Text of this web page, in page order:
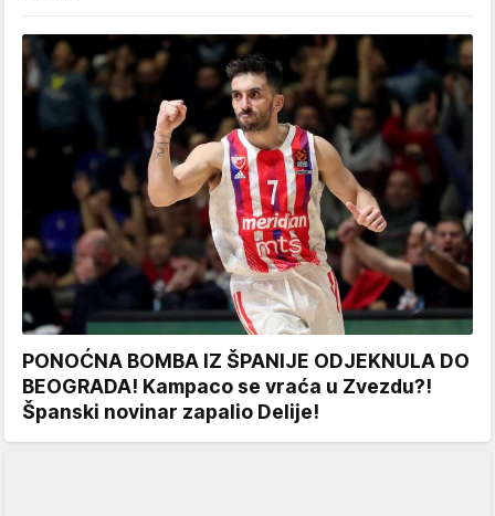
PONOĆNA BOMBA IZ ŠPANIJE ODJEKNULA DO
BEOGRADA! Kampaco se vraća u Zvezdu?!
Španski novinar zapalio Delije!